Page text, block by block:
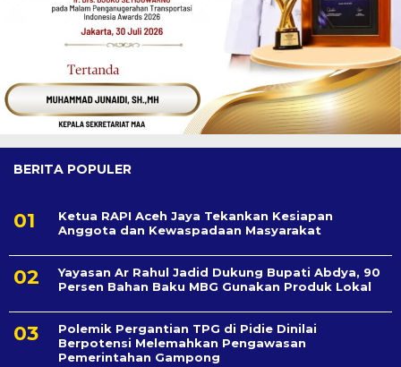
BERITA POPULER
Ketua RAPI Aceh Jaya Tekankan Kesiapan
Anggota dan Kewaspadaan Masyarakat
Yayasan Ar Rahul Jadid Dukung Bupati Abdya, 90
Persen Bahan Baku MBG Gunakan Produk Lokal
Polemik Pergantian TPG di Pidie Dinilai
Berpotensi Melemahkan Pengawasan
Pemerintahan Gampong